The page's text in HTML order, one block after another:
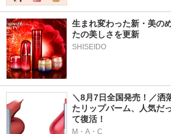
生まれ変わった新・美の
たの美しさを更新
SHISEIDO
＼8月7日全国発売！／洒
たリップバーム、人気だ
て復活！
M・A・C